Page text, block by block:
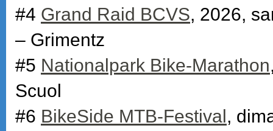
#4 Grand Raid BCVS, 2026,
– Grimentz
#5 Nationalpark Bike-Marathon
Scuol
#6 BikeSide MTB-Festival ,